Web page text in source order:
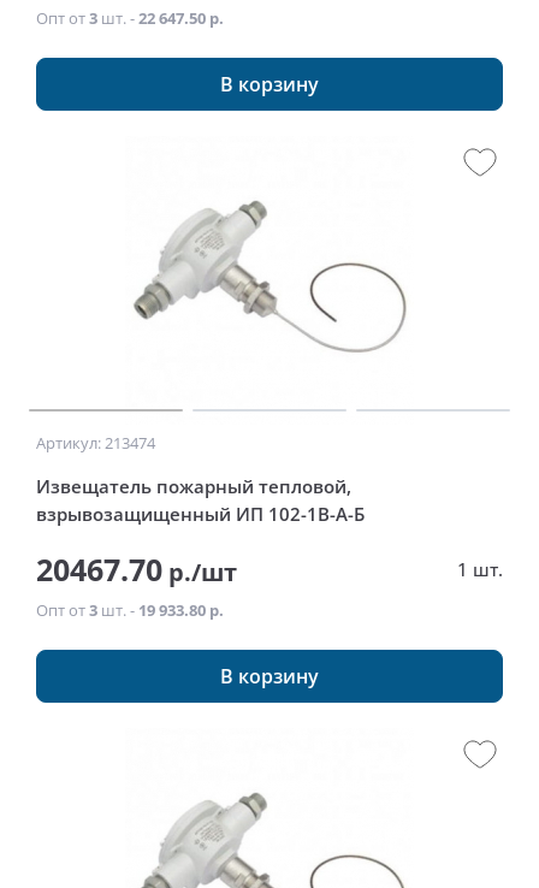
Опт от3 шт. -22 647.50 р.
В корзину
Артикул: 213474
Извещатель пожарный тепловой,
взрывозащищенный ИП 102-1В-А-Б
20467.70 р./шт 1 шт.
Опт от3 шт. - 19 933.80 р.
В корзину